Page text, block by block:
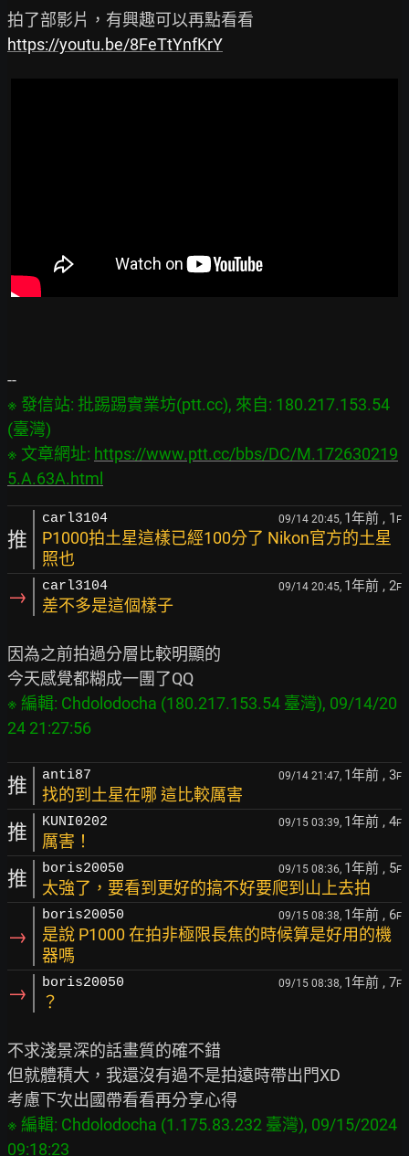
https://youtu.be/8FeTtYnfKrY
※ 發信站: 批踢踢實業坊(ptt.cc), 來自: 180.217.153.54
(臺灣)
※ 文章網址: https://www.ptt.cc/bbs/DC/M.172630219
5.A.63A.html
推
carl3104 09/14 20:45, 1年前 , 1 F
P1000拍土星這樣已經100分了 Nikon官方的土星
照也
→ carl3104 09/14 20:45, 1年前 , 2F
差不多是這個樣子
因為之前拍過分層比較明顯的
※ 編輯: Chdolodocha (180.217.153.54 臺灣), 09/14/20
推 anti87 09/14 21:47, 1年前 , 3F
找的到土星在哪 這比較厲害
推 KUNI0202 09/15 03:39, 1年前 , 4F
厲害！
推 boris20050 09/15 08:36, 1年前 , 5F
太強了，要看到更好的搞不好要爬到山上去拍
→
boris20050 09/15 08:38, 1年前 , 6F
是說 P1000 在拍非極限長焦的時候算是好用的機
器嗎
→ boris20050 09/15 08:38, 1年前 , 7F
？
不求淺景深的話畫質的確不錯
但就體積大，我還沒有過不是拍遠時帶出門XD
※ 編輯: Chdolodocha (1.175.83.232 臺灣), 09/15/2024